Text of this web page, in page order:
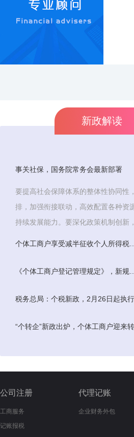
事关社保，国务院常务会最新部署
要提高社会保障体系的整体性协同性
排，加强衔接联动，高效配置各种资
持续发展能力。要深化政策机制创新
税务总局：个税新政，2月26日起执行
新政解读
公司注册
工商服务
记账报税
代理记账
企业财务外包